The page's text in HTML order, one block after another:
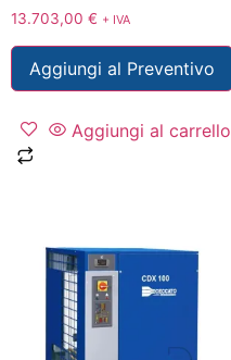
13.703,00 € + IVA
Aggiungi al Preventivo
Aggiungi al carrello